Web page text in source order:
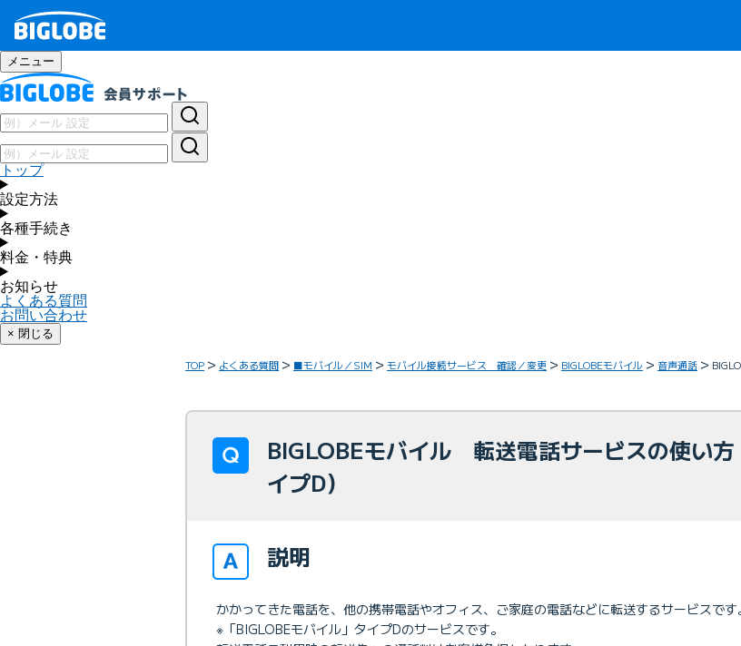
メニュー
トップ
設定方法
各種手続き
料金・特典
お知らせ
よくある質問
お問い合わせ
× 閉じる
TOP よくある質問 ■モバイル／SIM モバイル接続サービス 確認／変更 BIGLOBEモバイル 音声通話
BIGLOBEモバイル 転送電話サービスの使い方
イプD）
説明
かかってきた電話を、他の携帯電話やオフィス、ご家庭の電話などに転送するサービスです
※「BIGLOBEモバイル」タイプDのサービスです。